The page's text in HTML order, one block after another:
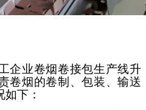
企业卷烟卷接包生产线升
卷烟的卷制、包装、输送
下：